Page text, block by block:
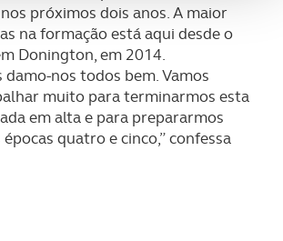
navegação no nosso website.
informação, relativa à sua
site de publicidade e de análise, com
na UE e em países terceiros.
as transferências internacionais de
realizadas apenas com o seu
próximos dois anos. A maior
na formação está aqui desde o
Donington, em 2014.
damo-nos todos bem. Vamos
muito para terminarmos esta
em alta e para prepararmos
quatro e cinco,” confessa